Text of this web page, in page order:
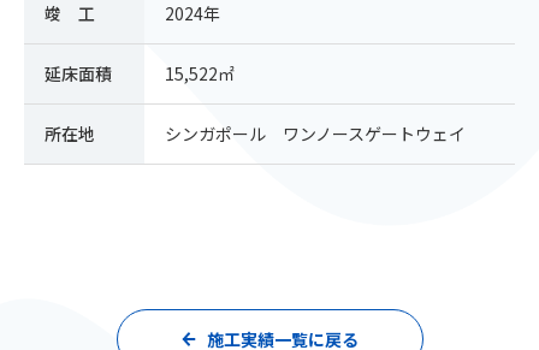
竣 工 2024年
延床面積 15,522㎡
所在地 シンガポール ワンノースゲートウェイ
施工実績一覧に戻る